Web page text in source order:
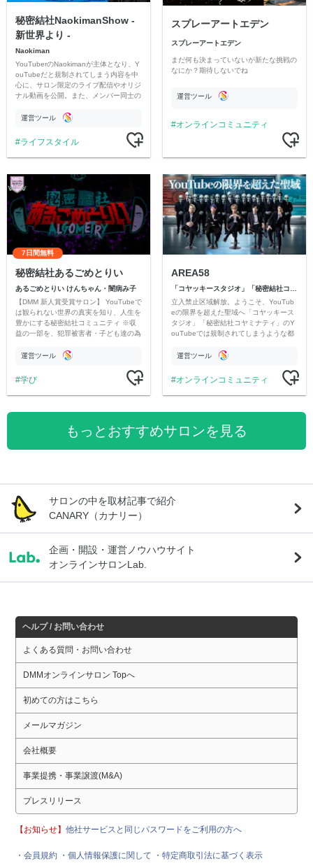
秘密結社NaokimanShow -
新世界より -
Naokiman
YouTuberのNaokimanが主体となり、Y
ouTubeだと規制されてしまう内容を中
心に、サロン限定のライブ配信やオリジ
ナル動画を公開。また、メンバー同士の
ただいています。
運営ツール
ライフスタイル
スプレーアートエデン
スプレーアートエデン
まだ何も決まっていないが新たな挑戦の
なにか？期待しないでね
運営ツール
オンラインコミュニティ
7日間無料
秘密結社あるごめとりい
あるごめとりい けんちゃん・闇病み子
【DMM 新人賞受賞サロン】 YouTubeで
は観られない世界の真実を知り、人生を
豊かにする秘密結社コミュニティ ※収
益の一部を、犯罪被害者・子ども達の為
す運営ツール
学び
AREA58
立入禁止区域解放。ようこそ、YouTub
eの限界を超えた聖域へ「コヤッキース
タジオ」「秘密結社コヤミナティ」のY
ouTubeでは規制されてしまうような都
公開。
運営ツール
オンラインコミュニティ
もっとおすすめサロンを見る
サロンの中を取材記事で紹介
CANARY（カナリー）
企画・開設・運営ノウハウサイト
オンラインサロンLab.
ヘルプ / お問い合わせ
よくある質問・お問い合わせ
DMMオンラインサロン Topへ
初めての方はこちら
メールマガジン
会社概要
事業提携・事業譲渡(M&A)
プレスリリース
【お知らせ】他社サービスと同じパスワードをご利用の方へ
・会員規約 ・個人情報保護に関して ・特定商取引法に基づく表示